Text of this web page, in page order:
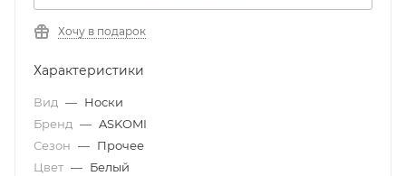
Хочу в подарок
Характеристики
Вид — Носки
Бренд — ASKOMI
Сезон — Прочее
Цвет — Белый